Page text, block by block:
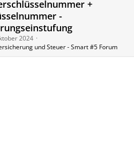
+
-
2024
und Steuer - Smart #5 Forum